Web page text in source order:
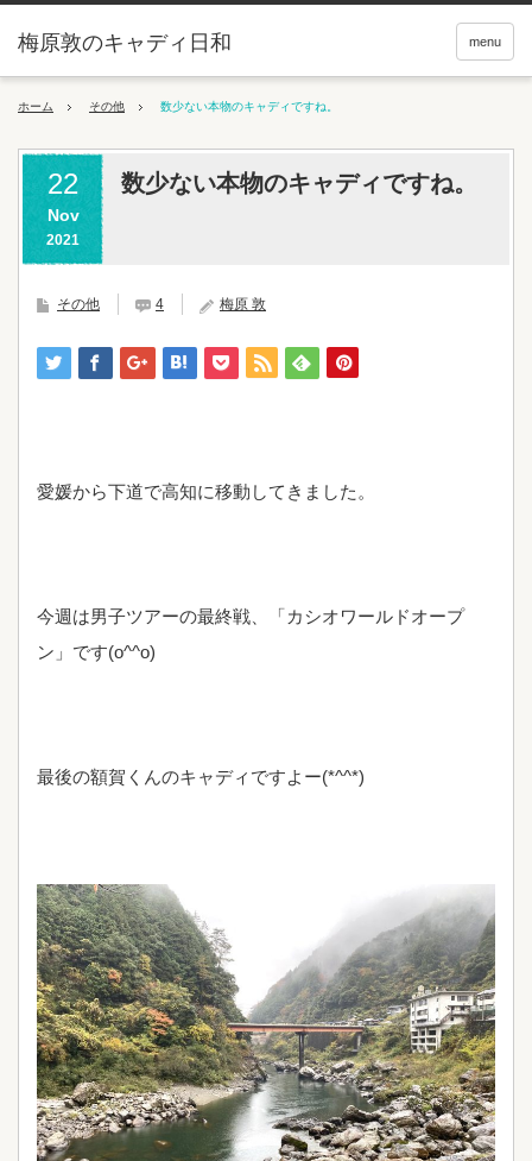
menu
梅原敦のキャディ日和
ホーム その他 数少ない本物のキャディですね。
22
Nov
2021
数少ない本物のキャディですね。
その他 4 梅原 敦
愛媛から下道で高知に移動してきました。
今週は男子ツアーの最終戦、「カシオワールドオープ
ン」です(o^^o)
最後の額賀くんのキャディですよー(*^^*)